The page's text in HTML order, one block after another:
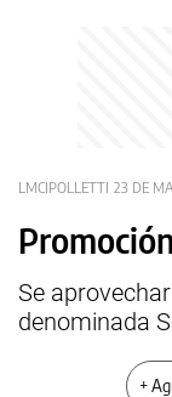
LMCIPOLLETTI 23 DE
Se
denominada
+